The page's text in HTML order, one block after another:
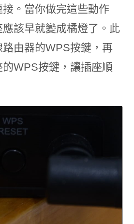
。當你做完這些動作
該早就變成橘燈了。此
路由器的WPS按鍵，再
WPS按鍵，讓插座順